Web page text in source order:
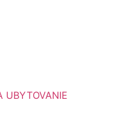
UBYTOVANIE